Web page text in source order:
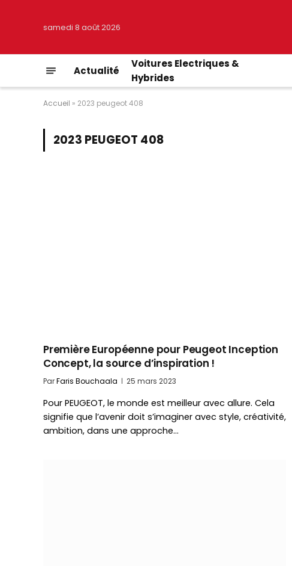
samedi 8 août 2026
Actualité
Voitures Electriques &
Hybrides
Accueil » 2023 peugeot 408
2023 PEUGEOT 408
Première Européenne pour Peugeot Inception
Concept, la source d’inspiration !
ParFaris Bouchaala 25 mars 2023
Pour PEUGEOT, le monde est meilleur avec allure. Cela
signifie que l’avenir doit s’imaginer avec style, créativité,
ambition, dans une approche…